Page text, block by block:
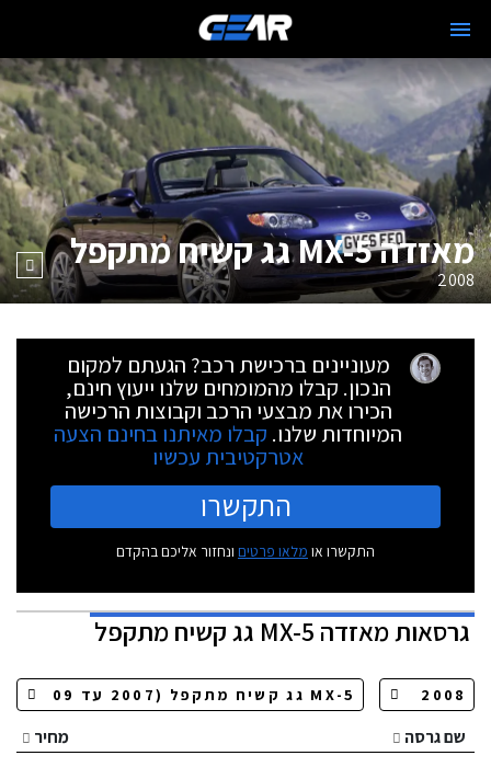
מאזדה MX-5 גג קשיח מתקפל
2008
מעוניינים ברכישת רכב? הגעתם למקום
הנכון. קבלו מהמומחים שלנו ייעוץ חינם,
הכירו את מבצעי הרכב וקבוצות הרכישה
המיוחדות שלנו. קבלו מאיתנו בחינם הצעה
אטרקטיבית עכשיו
התקשרו
התקשרו או מלאו פרטים ונחזור אליכם בהקדם
גרסאותמאזדה MX-5 גג קשיח מתקפל
שם גרסה
מחיר